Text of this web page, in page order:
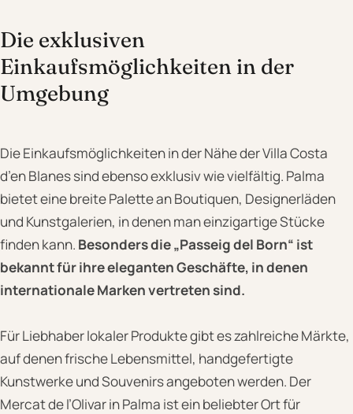
Die exklusiven
Einkaufsmöglichkeiten in der
Umgebung
Die Einkaufsmöglichkeiten in der Nähe der Villa Costa
d’en Blanes sind ebenso exklusiv wie vielfältig. Palma
bietet eine breite Palette an Boutiquen, Designerläden
und Kunstgalerien, in denen man einzigartige Stücke
finden kann. Besonders die „Passeig del Born“ ist
bekannt für ihre eleganten Geschäfte, in denen
internationale Marken vertreten sind.
Für Liebhaber lokaler Produkte gibt es zahlreiche Märkte,
auf denen frische Lebensmittel, handgefertigte
Kunstwerke und Souvenirs angeboten werden. Der
Mercat de l’Olivar in Palma ist ein beliebter Ort für